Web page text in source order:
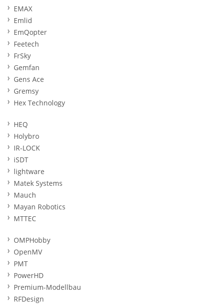
EMAX
Emlid
EmQopter
Feetech
FrSky
Gemfan
Gens Ace
Gremsy
Hex Technology
HEQ
Holybro
IR-LOCK
iSDT
lightware
Matek Systems
Mauch
Mayan Robotics
MTTEC
OMPHobby
OpenMV
PMT
PowerHD
Premium-Modellbau
RFDesign